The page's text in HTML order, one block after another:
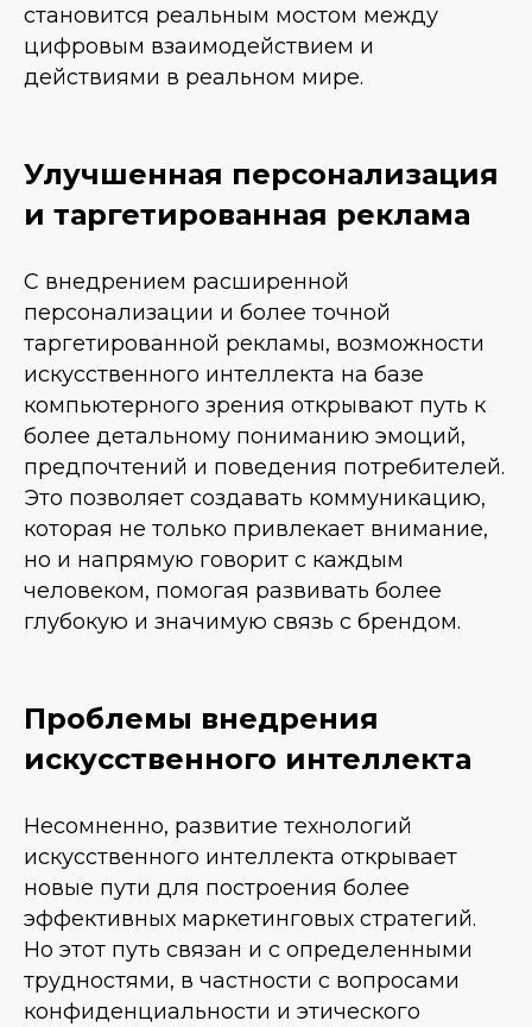
становится реальным мостом между
цифровым взаимодействием и
действиями в реальном мире.
Улучшенная персонализация
и таргетированная реклама
С внедрением расширенной
персонализации и более точной
таргетированной рекламы, возможности
искусственного интеллекта на базе
компьютерного зрения открывают путь к
более детальному пониманию эмоций,
предпочтений и поведения потребителей.
Это позволяет создавать коммуникацию,
которая не только привлекает внимание,
но и напрямую говорит с каждым
человеком, помогая развивать более
глубокую и значимую связь с брендом.
Проблемы внедрения
искусственного интеллекта
Несомненно, развитие технологий
искусственного интеллекта открывает
новые пути для построения более
эффективных маркетинговых стратегий.
Но этот путь связан и с определенными
трудностями, в частности с вопросами
конфиденциальности и этического